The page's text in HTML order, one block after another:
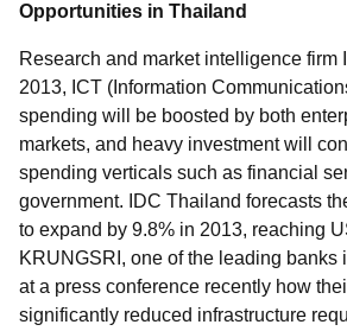
Opportunities in Thailand
Research and market intelligence firm
2013, ICT (Information
spending will be boosted by both
markets, and heavy investment will
spending verticals such as financial
government. IDC Thailand forecasts
to expand by 9.8% in 2013, reaching
KRUNGSRI, one of the leading banks
at a press conference recently how
significantly reduced infrastructure